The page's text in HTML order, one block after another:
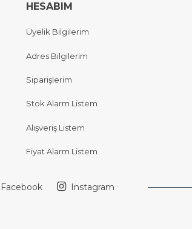
HESABIM
Üyelik Bilgilerim
Adres Bilgilerim
Siparişlerim
Stok Alarm Listem
Alışveriş Listem
Fiyat Alarm Listem
Facebook Instagram